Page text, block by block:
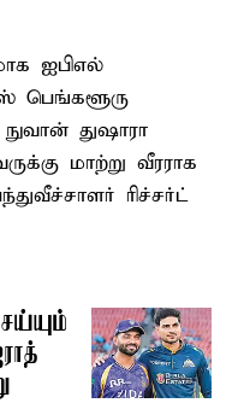
ஐபிஎல்
பெங்களூரு
துஷாரா
மாற்று வீரராக
ரிச்சர்ட்